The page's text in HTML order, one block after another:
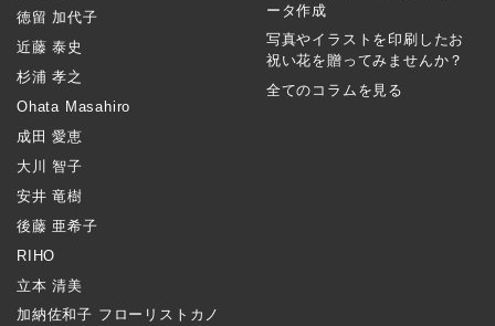
徳留 加代子
近藤 泰史
杉浦 孝之
Ohata Masahiro
成田 愛恵
大川 智子
安井 竜樹
後藤 亜希子
RIHO
立本 清美
加納佐和子 フローリストカノ
ータ作成
写真やイラストを印刷したお
祝い花を贈ってみませんか？
全てのコラムを見る